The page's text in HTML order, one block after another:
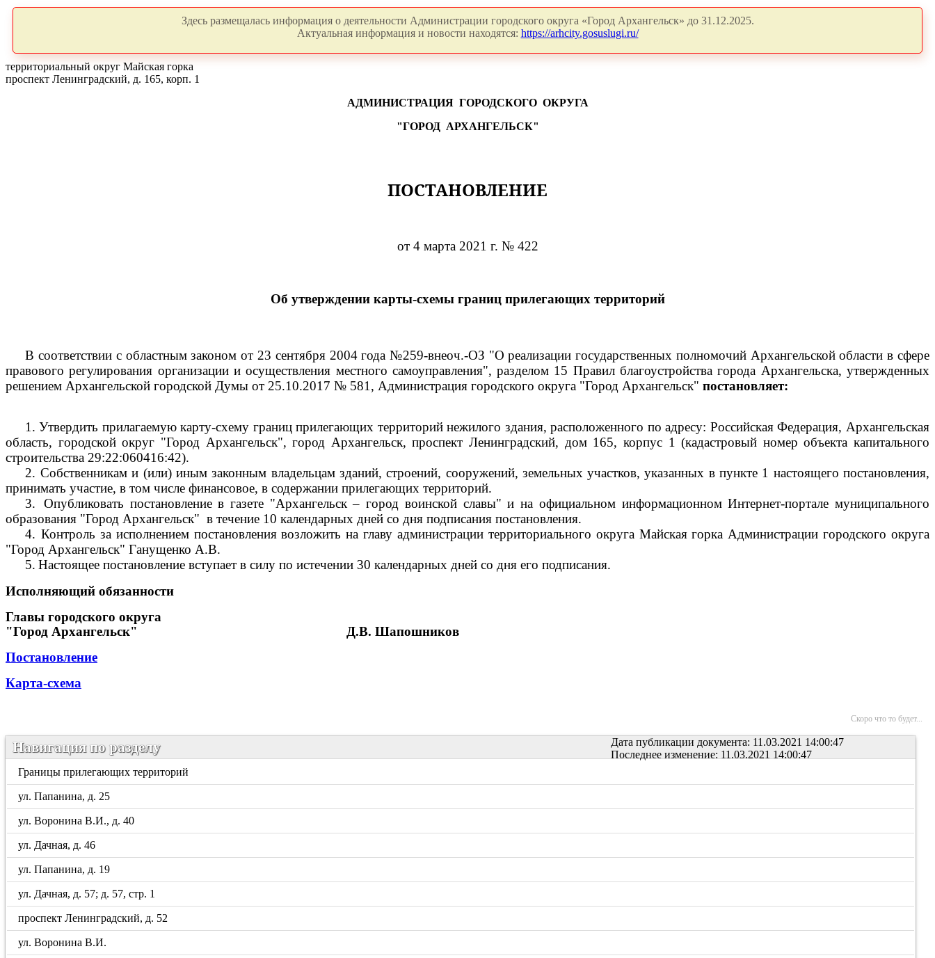
Здесь размещалась информация о деятельности Администрации городского округа «Город Архангельск» до 31.12.2025.
Актуальная информация и новости находятся: https://arhcity.gosuslugi.ru/
территориальный округ Майская горка
проспект Ленинградский, д. 165, корп. 1
АДМИНИСТРАЦИЯ ГОРОДСКОГО ОКРУГА
"ГОРОД АРХАНГЕЛЬСК"
ПОСТАНОВЛЕНИЕ
от 4 марта 2021 г. № 422
Об утверждении карты-схемы границ прилегающих территорий
В соответствии с областным законом от 23 сентября 2004 года №259-внеоч.-ОЗ "О реализации государственных полномочий Архангельской области в сфере
правового регулирования организации и осуществления местного самоуправления", разделом 15 Правил благоустройства города Архангельска, утвержденных
решением Архангельской городской Думы от 25.10.2017 № 581, Администрация городского округа "Город Архангельск" постановляет:
1. Утвердить прилагаемую карту-схему границ прилегающих территорий нежилого здания, расположенного по адресу: Российская Федерация, Архангельская
область, городской округ "Город Архангельск", город Архангельск, проспект Ленинградский, дом 165, корпус 1 (кадастровый номер объекта капитального
строительства 29:22:060416:42).
2. Собственникам и (или) иным законным владельцам зданий, строений, сооружений, земельных участков, указанных в пункте 1 настоящего постановления,
принимать участие, в том числе финансовое, в содержании прилегающих территорий.
3.
Опубликовать постановление в газете "Архангельск – город воинской славы" и на официальном информационном Интернет-портале муниципального
образования "Город Архангельск" в течение 10 календарных дней со дня подписания постановления.
4. Контроль за исполнением постановления возложить на главу администрации территориального округа Майская горка Администрации городского округа
"Город Архангельск" Ганущенко А.В.
5. Настоящее постановление вступает в силу по истечении 30 календарных дней со дня его подписания.
Исполняющий обязанности
Главы городского округа
"Город Архангельск"
Д.В. Шапошников
Постановление
Карта-схема
Скоро что то будет...
Дата публикации документа: 11.03.2021 14:00:47
Последнее изменение: 11.03.2021 14:00:47
Навигация по разделу
Границы прилегающих территорий
ул. Папанина, д. 25
ул. Воронина В.И., д. 40
ул. Дачная, д. 46
ул. Папанина, д. 19
ул. Дачная, д. 57; д. 57, стр. 1
проспект Ленинградский, д. 52
ул. Воронина В.И.